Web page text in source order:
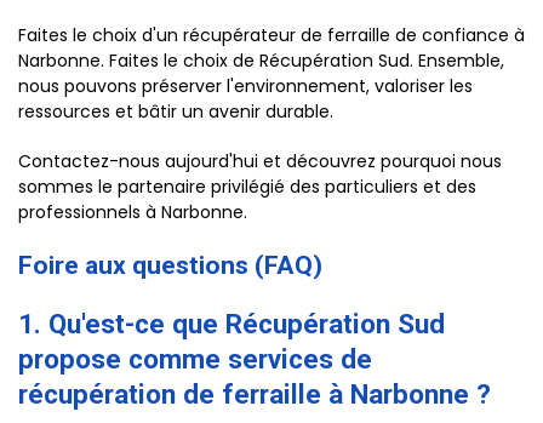
Faites le choix d'un récupérateur de ferraille de confiance à
Narbonne. Faites le choix de Récupération Sud. Ensemble,
nous pouvons préserver l'environnement, valoriser les
ressources et bâtir un avenir durable.
Contactez-nous aujourd'hui et découvrez pourquoi nous
sommes le partenaire privilégié des particuliers et des
professionnels à Narbonne.
Foire aux questions (FAQ)
1. Qu'est-ce que Récupération Sud
propose comme services de
récupération de ferraille à Narbonne ?